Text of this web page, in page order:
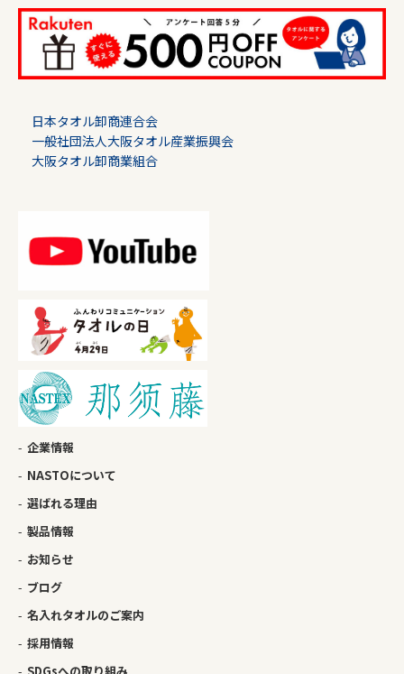
日本タオル卸商連合会
一般社団法人大阪タオル産業振興会
大阪タオル卸商業組合
企業情報
NASTOについて
選ばれる理由
製品情報
お知らせ
ブログ
名入れタオルのご案内
採用情報